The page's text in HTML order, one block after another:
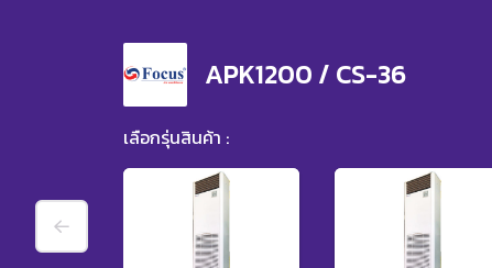
APK1200 / CS-36
เลือกรุ่นสินค้า :